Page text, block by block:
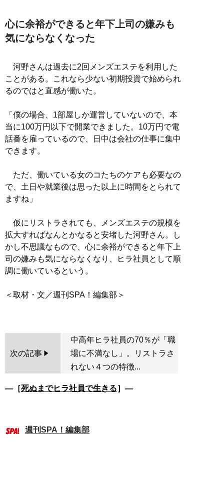
心に余裕ができると年下上司の嫌みも
気にならなくなった
河野さんは過去に2回メンズエステを利用した
ことがある。これなら少ない初期投資で始められ
るのではと直感が働いた。
「僕の場合、1部屋しか運営していないので、本
当に100万円以下で開業できました。10万円で電
話番を雇っているので、日中は会社の仕事に集中
できます。
ただ、働いている女のコたちのケアも必要なの
で、土日や就業後は思った以上に時間をとられて
ますね」
仮にリストラされても、メンズエステの規模を
拡大すればなんとかなると安堵した河野さん。し
かし不思議なもので、心に余裕ができると年下上
司の嫌みも気にならなくなり、ヒラ社員として順
調に働いているという。
＜取材・文／週刊SPA！編集部＞
次の記事
中高年ヒラ社員の70％が「職
場に不満なし」。リストラさ
れない４つの特徴...
―［死ぬまでヒラ社員で生きる］―
週刊SPA！編集部